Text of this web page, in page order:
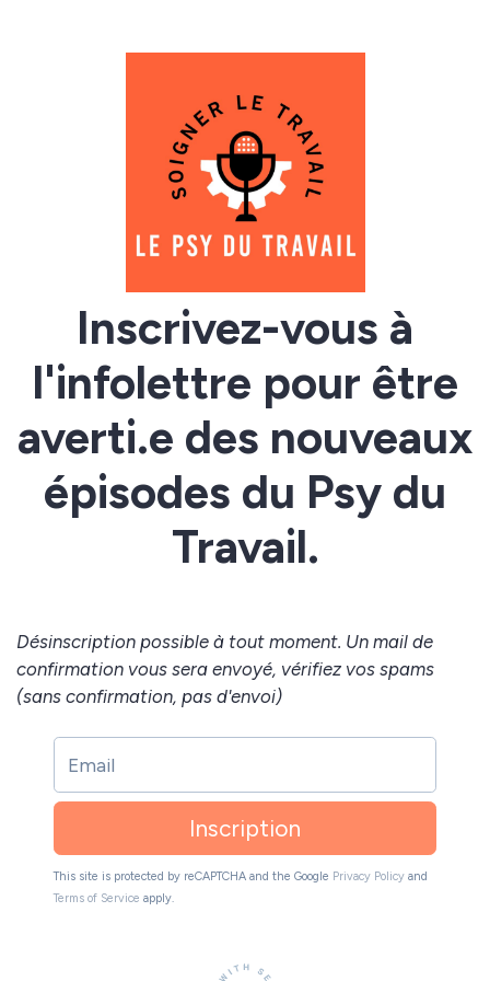
Inscrivez-vous à
l'infolettre pour être
averti.e des nouveaux
épisodes du Psy du
Travail.
Désinscription possible à tout moment. Un mail de
confirmation vous sera envoyé, vérifiez vos spams
(sans confirmation, pas d'envoi)
Inscription
This site is protected by reCAPTCHA and the Google Privacy Policy and
Terms of Service apply.